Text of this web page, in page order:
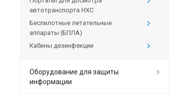
автотранспорта HXC
Беспилотные летательные
аппараты (БПЛА)
Кабины дезинфекции
Оборудование для защиты
информации